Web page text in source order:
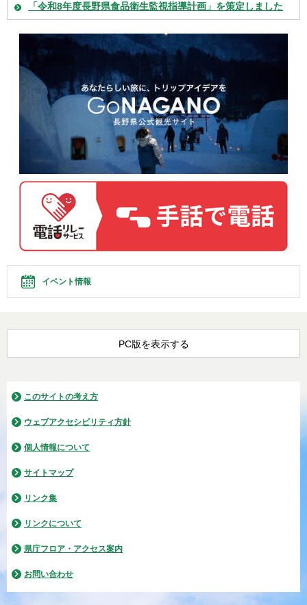
「令和8年度長野県食品衛生監視指導計画」を策定しました
イベント情報
PC版を表示する
このサイトの考え方
ウェブアクセシビリティ方針
個人情報について
サイトマップ
リンク集
リンクについて
県庁フロア・アクセス案内
お問い合わせ